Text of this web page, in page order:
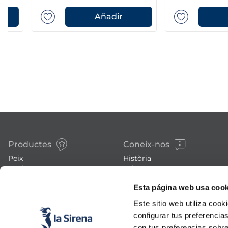
Esta página web usa
Este sitio web utiliza
configurar tus
Añadir
Productes
Peix
Marisc
Gelats i postres
Coneix-nos
Història
Valors
Treballa amb nosaltres
Blog
Esdeveniments
FAQs (preguntes freqüents)